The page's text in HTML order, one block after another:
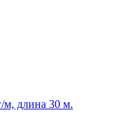
м, длина 30 м.